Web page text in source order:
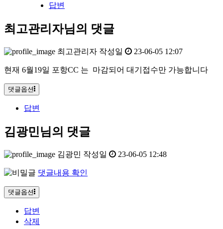
답변
최고관리자님의 댓글
최고관리자 작성일 23-06-05 12:07
현재 6월19일 포항CC 는 마감되어 대기접수만 가능합니다
댓글옵션
답변
김광민님의 댓글
김광민 작성일 23-06-05 12:48
댓글내용 확인
댓글옵션
답변
삭제